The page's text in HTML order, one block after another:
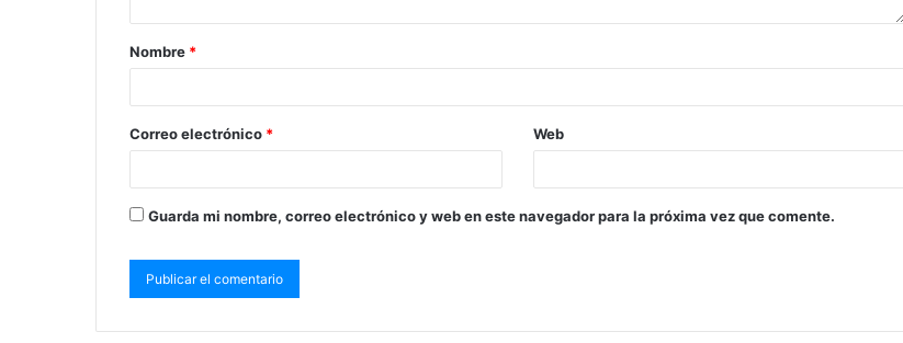
Nombre *
Correo electrónico * Web
Guarda mi nombre, correo electrónico y web en este navegador para la próxima vez que comente.